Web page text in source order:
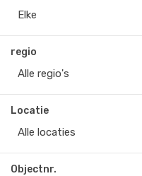
Elke
regio
Alle regio's
Locatie
Alle locaties
Objectnr.